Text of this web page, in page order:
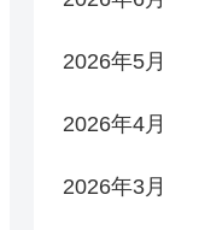
2026年5月
2026年4月
2026年3月